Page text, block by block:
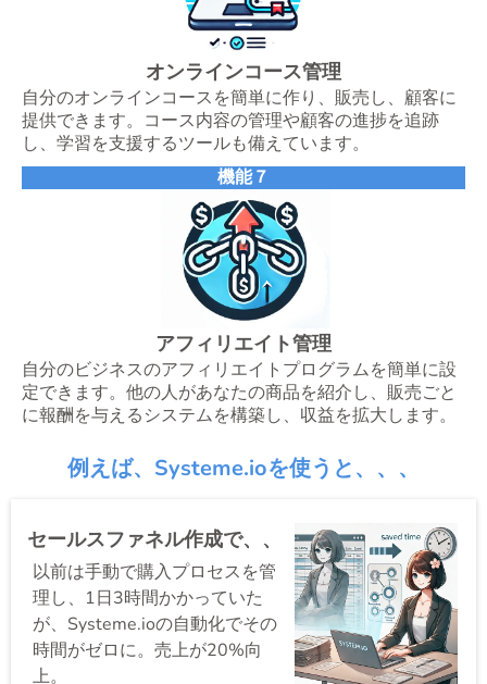
オンラインコース管理
自分のオンラインコースを簡単に作り、販売し、顧客に
提供できます。コース内容の管理や顧客の進捗を追跡
し、学習を支援するツールも備えています。
機能７
アフィリエイト管理
自分のビジネスのアフィリエイトプログラムを簡単に設
定できます。他の人があなたの商品を紹介し、販売ごと
に報酬を与えるシステムを構築し、収益を拡大します。
例えば、Systeme.ioを使うと、、、
セールスファネル作成で、、
以前は手動で購入プロセスを管
理し、1日3時間かかっていた
が、Systeme.ioの自動化でその
時間がゼロに。売上が20%向
上。